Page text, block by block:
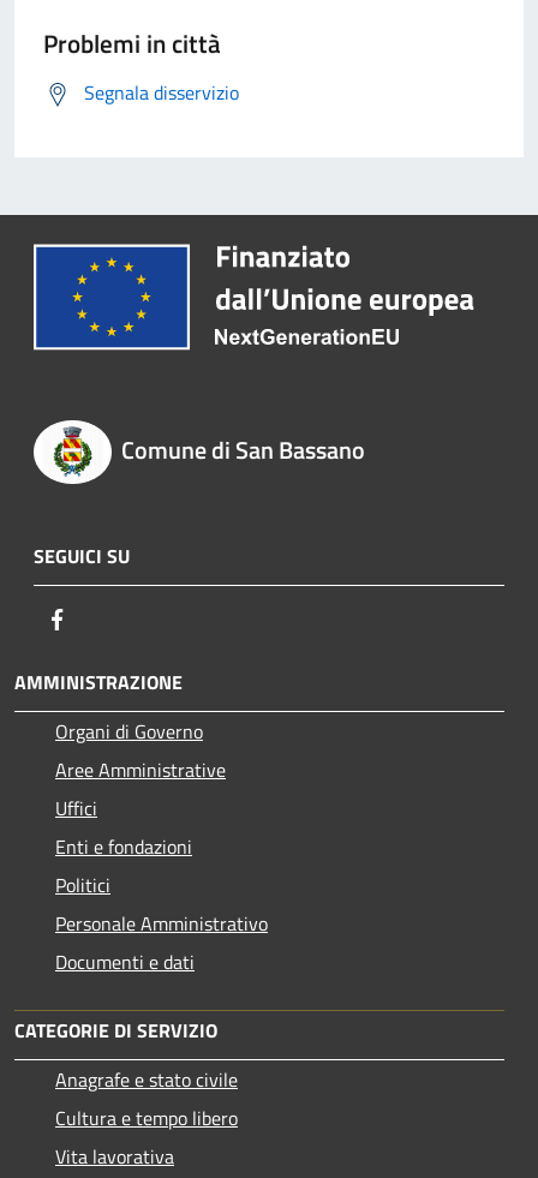
Problemi in città
Segnala disservizio
Comune di San Bassano
SEGUICI SU
AMMINISTRAZIONE
Organi di Governo
Aree Amministrative
Uffici
Enti e fondazioni
Politici
Personale Amministrativo
Documenti e dati
CATEGORIE DI SERVIZIO
Anagrafe e stato civile
Cultura e tempo libero
Vita lavorativa